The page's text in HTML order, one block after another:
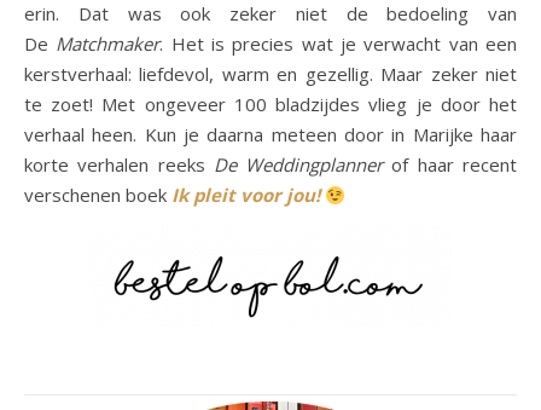
erin. Dat was ook zeker niet de bedoeling van
De Matchmaker. Het is precies wat je verwacht van een
kerstverhaal: liefdevol, warm en gezellig. Maar zeker niet
te zoet! Met ongeveer 100 bladzijdes vlieg je door het
verhaal heen. Kun je daarna meteen door in Marijke haar
korte verhalen reeks De Weddingplannerof haar recent
verschenen boek Ik pleit voor jou!